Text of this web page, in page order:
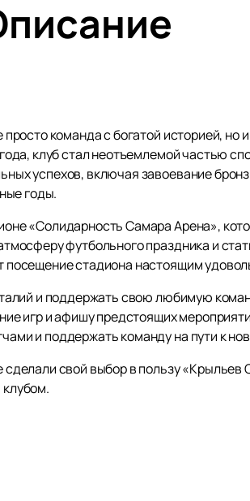
команда с богатой историей, но
клуб стал неотъемлемой частью
успехов, включая завоевание
годы.
«Солидарность Самара Арена»,
футбольного праздника и
стадиона настоящим
и поддержать свою любимую
игр и афишу предстоящих
и поддержать команду на пути к
свой выбор в пользу «Крыльев